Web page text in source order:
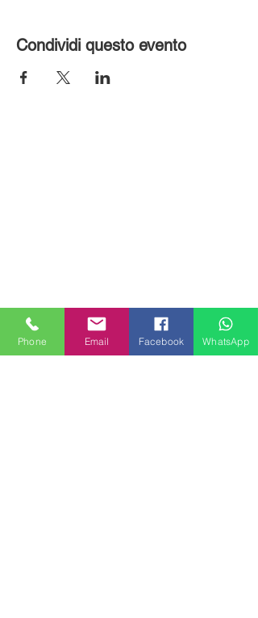
Condividi questo evento
MILANHOUSES
Phone Email Facebook WhatsApp